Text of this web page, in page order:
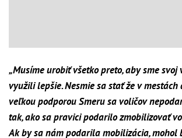
„Musíme urobiť všetko preto, aby sme
využili lepšie. Nesmie sa stať že v mestách
veľkou podporou Smeru sa voličov
tak, ako sa pravici podarilo zmobilizovať
Ak by sa nám podarila mobilizácia, mohol